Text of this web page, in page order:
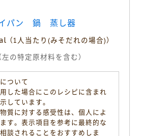
パン 鍋 蒸し器
（1人当たり(みそだれの場合)）
左の特定原材料を含む）
ついて
した場合にこのレシピに含まれ
しています。
質に対する感受性は、個人によ
す。表示項目を参考に最終的な
談されることをおすすめしま